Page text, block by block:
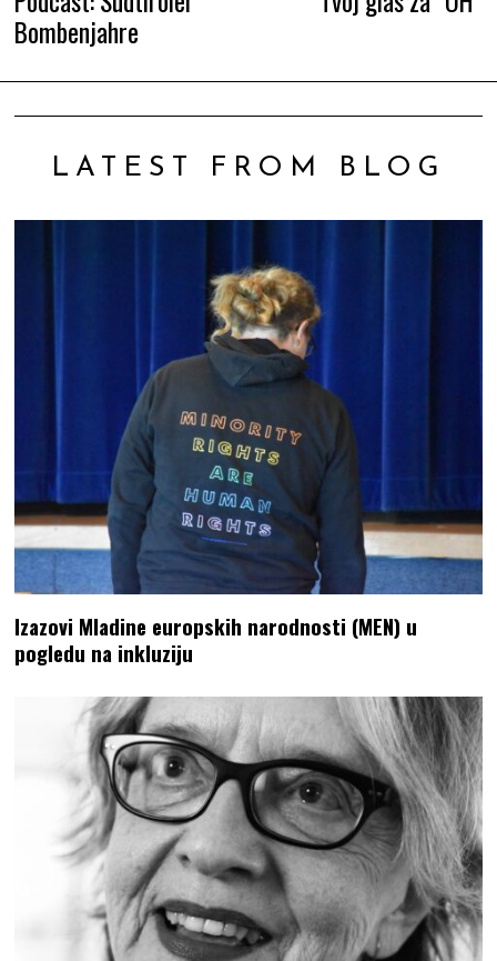
Navigation
post:
Bombenjahre
LATEST FROM BLOG
Izazovi Mladine europskih narodnosti (MEN) u
pogledu na inkluziju